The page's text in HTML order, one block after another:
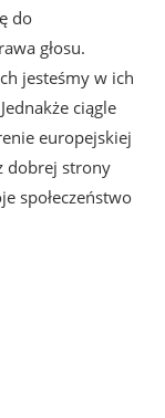
do
głosu.
jesteśmy w ich
ciągle
europejskiej
dobrej strony
społeczeństwo